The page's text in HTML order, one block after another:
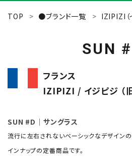
全商品から選ぶ
カテゴリーから選ぶ
ブランドから選ぶ
TOP ●ブランド一覧 IZIPIZI（
SUN
フランス
IZIPIZI / イジピジ （
SUN #D｜サングラス
流行に左右されないベーシックなデザインの
インナップの定番商品です。